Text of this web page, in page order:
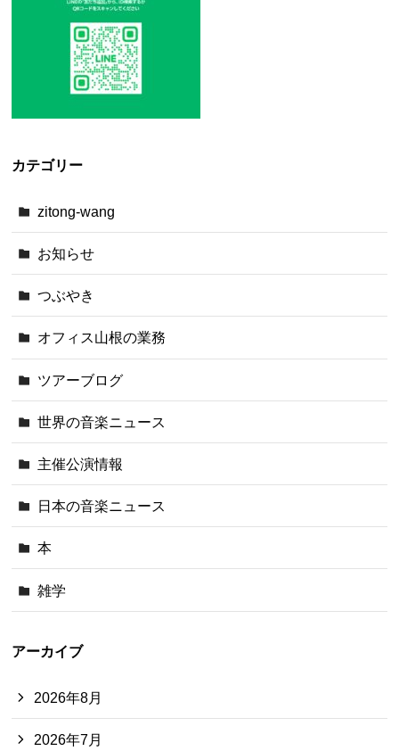
カテゴリー
zitong-wang
お知らせ
つぶやき
オフィス山根の業務
ツアーブログ
世界の音楽ニュース
主催公演情報
日本の音楽ニュース
本
雑学
アーカイブ
2026年8月
2026年7月